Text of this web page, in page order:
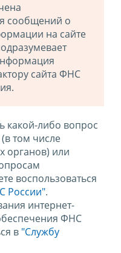
сообщений о
на сайте
сайта ФНС
какой-либо вопрос
том числе
органов) или
воспользоваться
России".
интернет-
ФНС
в "Службу